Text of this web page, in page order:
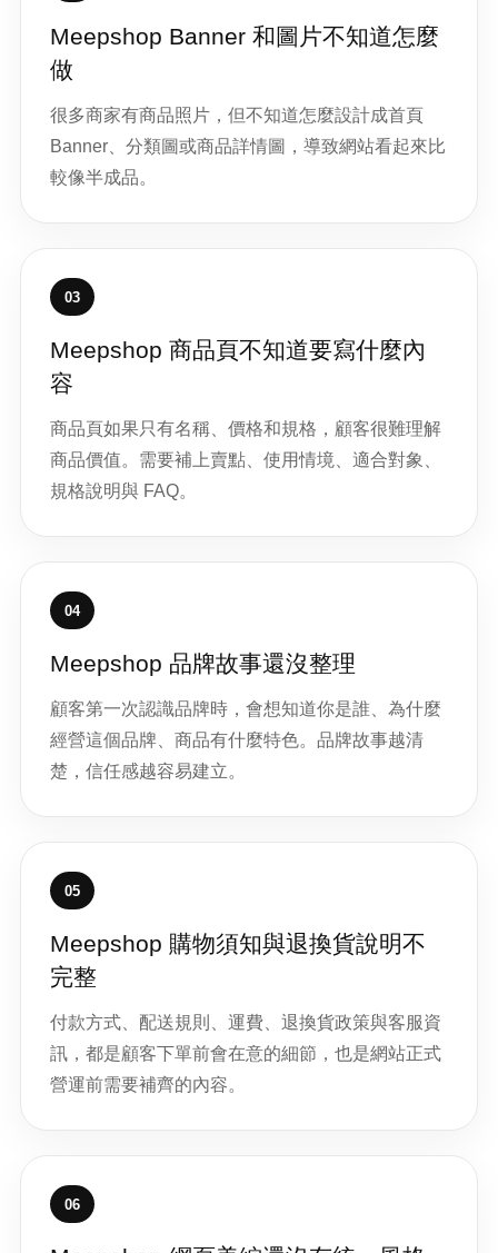
Meepshop Banner 和圖片不知道怎麼
做
很多商家有商品照片，但不知道怎麼設計成首頁
Banner、分類圖或商品詳情圖，導致網站看起來比
較像半成品。
03
Meepshop 商品頁不知道要寫什麼內
容
商品頁如果只有名稱、價格和規格，顧客很難理解
商品價值。需要補上賣點、使用情境、適合對象、
規格說明與 FAQ。
04
Meepshop 品牌故事還沒整理
顧客第一次認識品牌時，會想知道你是誰、為什麼
經營這個品牌、商品有什麼特色。品牌故事越清
楚，信任感越容易建立。
05
Meepshop 購物須知與退換貨說明不
完整
付款方式、配送規則、運費、退換貨政策與客服資
訊，都是顧客下單前會在意的細節，也是網站正式
營運前需要補齊的內容。
06